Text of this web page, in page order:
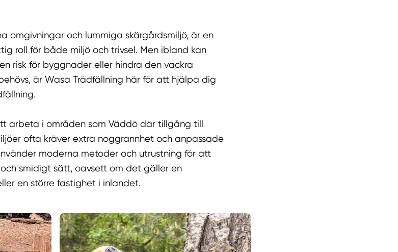
omgivningar och lummiga skärgårdsmiljö, är en
roll för både miljö och trivsel. Men ibland kan
risk för byggnader eller hindra den vackra
är Wasa Trädfällning här för att hjälpa dig
arbeta i områden som Väddö där tillgång till
ofta kräver extra noggrannhet och anpassade
moderna metoder och utrustning för att
smidigt sätt, oavsett om det gäller en
en större fastighet i inlandet.